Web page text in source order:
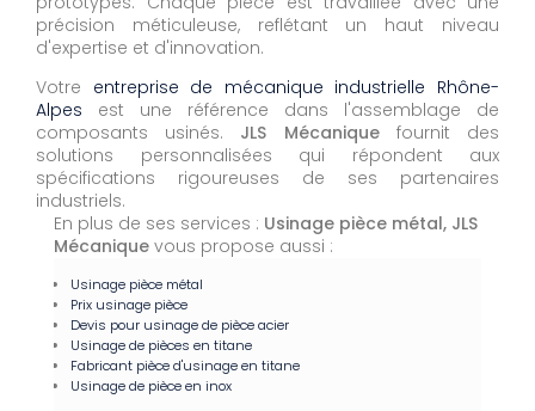
précision méticuleuse, reflétant un haut niveau
d'expertise et d'innovation.
Votre entreprise de mécanique industrielle Rhône-
Alpes est une référence dans l'assemblage de
composants usinés. JLS Mécaniquefournit des
solutions personnalisées qui répondent aux
spécifications rigoureuses de ses partenaires
industriels.
En plus de ses services : Usinage pièce métal, JLS
Mécanique vous propose aussi :
Usinage pièce métal
Prix usinage pièce
Devis pour usinage de pièce acier
Usinage de pièces en titane
Fabricant pièce d'usinage en titane
Usinage de pièce en inox